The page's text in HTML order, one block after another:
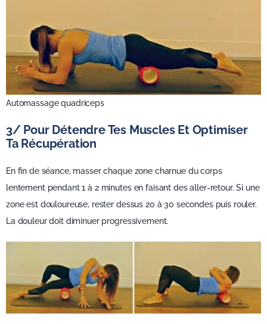
Automassage quadriceps
3/ Pour Détendre Tes Muscles Et Optimiser
Ta Récupération
En fin de séance, masser chaque zone charnue du corps
lentement pendant 1 à 2 minutes en faisant des aller-retour. Si une
zone est douloureuse, rester dessus 20 à 30 secondes puis rouler.
La douleur doit diminuer progressivement.